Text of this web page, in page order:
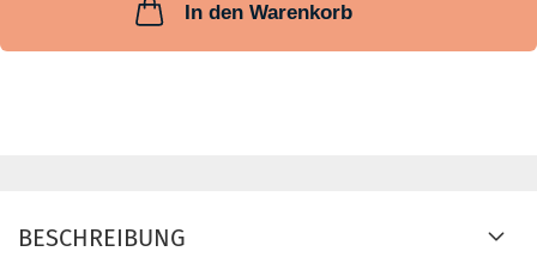
In den Warenkorb
BESCHREIBUNG